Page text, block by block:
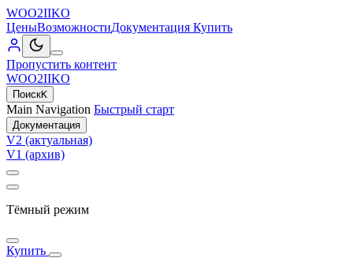
WOO2IIKO
ЦеныВозможностиДокументация Купить
Пропустить контент
WOO2IIKO
ПоискK
Main Navigation Быстрый старт
Документация
V2 (актуальная)
V1 (архив)
Тёмный режим
Купить